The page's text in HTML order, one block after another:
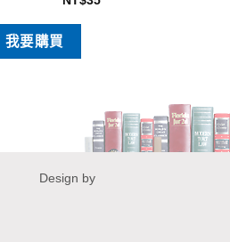
我要購買
Design by